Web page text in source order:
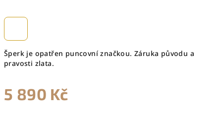
Šperk je opatřen puncovní značkou. Záruka původu a
pravosti zlata.
5 890 Kč